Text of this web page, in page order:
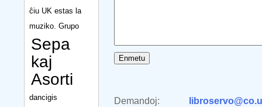
ĉiu UK estas la
muziko. Grupo
Sepa
kaj
Asorti
dancigis
Demandoj: